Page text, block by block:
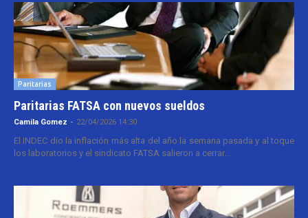
Paritarias
Paritarias FATSA con nuevos sueldos
Camila Gomez - 22/04/2026 14:30
El INDEC dio la inflación más alta del año la semana pasada y al toque
los laboratorios y el sindicato FATSA salieron a cerrar...